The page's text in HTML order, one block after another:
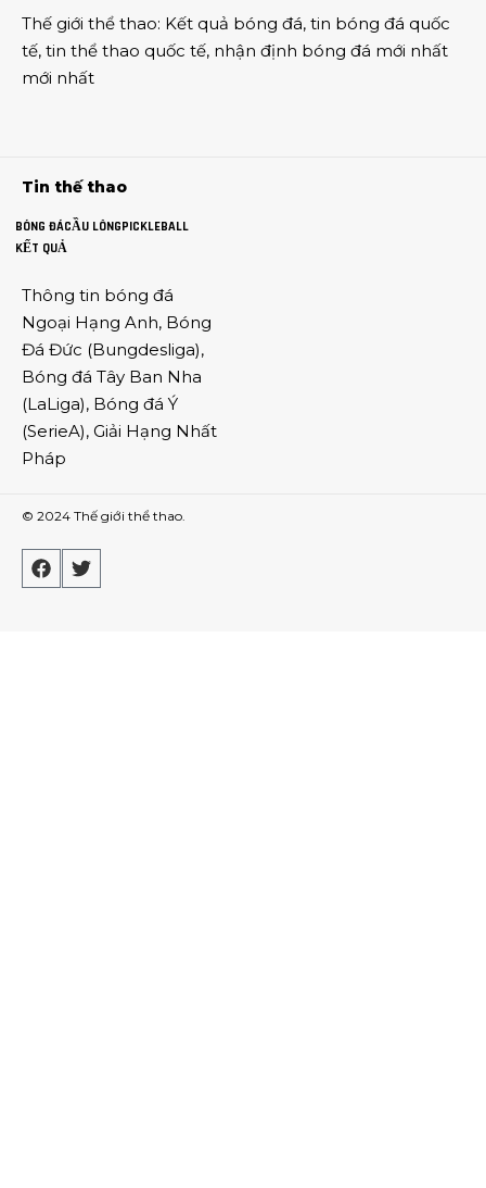
Thế giới thể thao: Kết quả bóng đá, tin bóng đá quốc
tế, tin thể thao quốc tế, nhận định bóng đá mới nhất
mới nhất
Tin thế thao
BÓNG ĐÁCẦU LÔNGPICKLEBALL
KẾT QUẢ
Thông tin bóng đá
Ngoại Hạng Anh, Bóng
Đá Đức (Bungdesliga),
Bóng đá Tây Ban Nha
(LaLiga), Bóng đá Ý
(SerieA), Giải Hạng Nhất
Pháp
© 2024 Thế giới thể thao.